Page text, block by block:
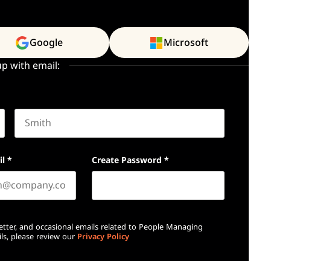
Google Microsoft
with email:
* Create Password *
and occasional emails related to People Managing
please review our Privacy Policy